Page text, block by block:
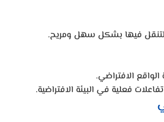
فيها بشكل سهل ومريح.
الافتراضي.
فعلية في البيئة الافتراضية.